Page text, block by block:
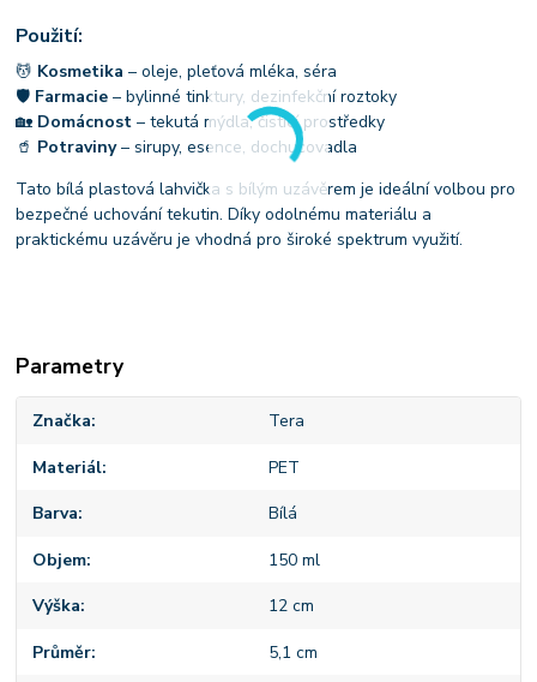
Použití:
💆 Kosmetika – oleje, pleťová mléka, séra
🛡 Farmacie – bylinné tinktury, dezinfekční roztoky
🏡 Domácnost – tekutá mýdla, čisticí prostředky
🥤 Potraviny– sirupy, esence, dochucovadla
Tato bílá plastová lahvička s bílým uzávěrem je ideální volbou pro
bezpečné uchování tekutin. Díky odolnému materiálu a
praktickému uzávěru je vhodná pro široké spektrum využití.
Parametry
Značka Tera
Materiál PET
Barva Bílá
Objem 150 ml
Výška 12 cm
Průměr 5,1 cm